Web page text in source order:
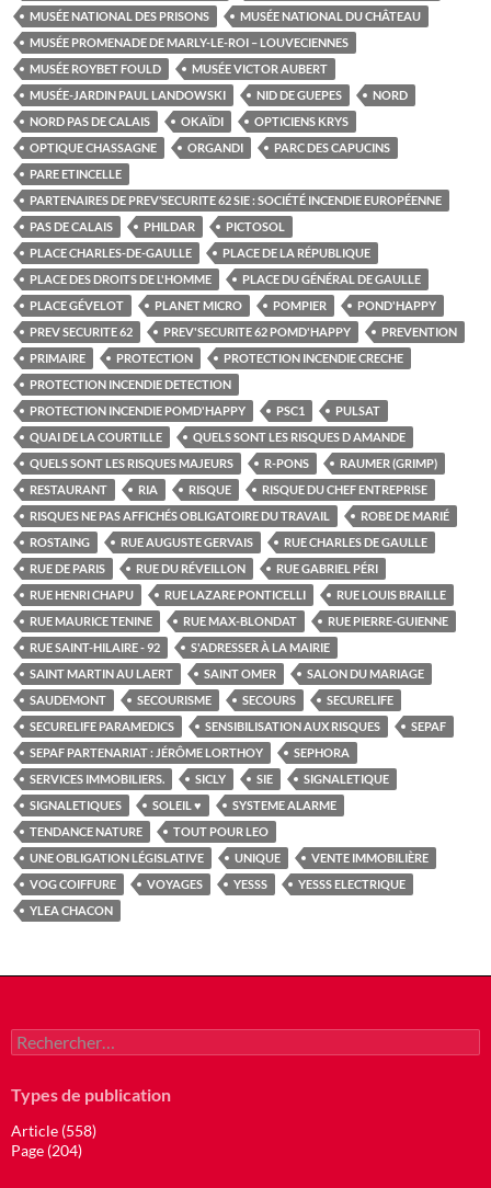
MUSÉE NATIONAL DES PRISONS
MUSÉE NATIONAL DU CHÂTEAU
MUSÉE PROMENADE DE MARLY-LE-ROI – LOUVECIENNES
MUSÉE ROYBET FOULD
MUSÉE VICTOR AUBERT
MUSÉE-JARDIN PAUL LANDOWSKI
NID DE GUEPES
NORD
NORD PAS DE CALAIS
OKAÏDI
OPTICIENS KRYS
OPTIQUE CHASSAGNE
ORGANDI
PARC DES CAPUCINS
PARE ETINCELLE
PARTENAIRES DE PREV’SECURITE 62 SIE : SOCIÉTÉ INCENDIE EUROPÉENNE
PAS DE CALAIS
PHILDAR
PICTOSOL
PLACE CHARLES-DE-GAULLE
PLACE DE LA RÉPUBLIQUE
PLACE DES DROITS DE L'HOMME
PLACE DU GÉNÉRAL DE GAULLE
PLACE GÉVELOT
PLANET MICRO POMPIER
POND'HAPPY
PREV SECURITE 62
PREV'SECURITE 62 POMD'HAPPY
PREVENTION
PRIMAIRE
PROTECTION
PROTECTION INCENDIE CRECHE
PROTECTION INCENDIE DETECTION
PROTECTION INCENDIE POMD'HAPPY
PSC1
PULSAT
QUAI DE LA COURTILLE
QUELS SONT LES RISQUES D AMANDE
QUELS SONT LES RISQUES MAJEURS
R-PONS
RAUMER (GRIMP)
RESTAURANT
RIA RISQUE
RISQUE DU CHEF ENTREPRISE
RISQUES NE PAS AFFICHÉS OBLIGATOIRE DU TRAVAIL
ROBE DE MARIÉ
ROSTAING
RUE AUGUSTE GERVAIS
RUE CHARLES DE GAULLE
RUE DE PARIS
RUE DU RÉVEILLON
RUE GABRIEL PÉRI
RUE HENRI CHAPU
RUE LAZARE PONTICELLI
RUE LOUIS BRAILLE
RUE MAURICE TENINE
RUE MAX-BLONDAT
RUE PIERRE-GUIENNE
RUE SAINT-HILAIRE - 92
S'ADRESSER À LA MAIRIE
SAINT MARTIN AU LAERT
SAINT OMER
SALON DU MARIAGE
SAUDEMONT
SECOURISME SECOURS
SECURELIFE
SECURELIFE PARAMEDICS
SENSIBILISATION AUX RISQUES
SEPAF
SEPAF PARTENARIAT : JÉRÔME LORTHOY
SEPHORA
SERVICES IMMOBILIERS.
SICLY SIE
SIGNALETIQUE
SIGNALETIQUES
SOLEIL ♥
SYSTEME ALARME
TENDANCE NATURE
TOUT POUR LEO
UNE OBLIGATION LÉGISLATIVE
UNIQUE
VENTE IMMOBILIÈRE
VOG COIFFURE
VOYAGES YESSS
YESSS ELECTRIQUE
YLEA CHACON
Rechercher :
Types de publication
Article (558)
Page (204)